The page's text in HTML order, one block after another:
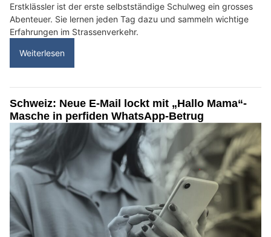
Erstklässler ist der erste selbstständige Schulweg ein grosses
Abenteuer. Sie lernen jeden Tag dazu und sammeln wichtige
Erfahrungen im Strassenverkehr.
Weiterlesen
Schweiz: Neue E-Mail lockt mit „Hallo Mama“-
Masche in perfiden WhatsApp-Betrug